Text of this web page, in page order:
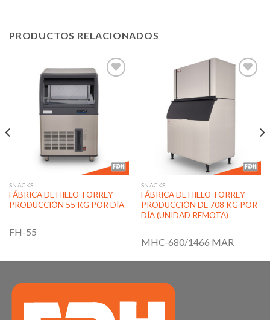
PRODUCTOS RELACIONADOS
SNACKS
FÁBRICA DE HIELO TORREY
PRODUCCIÓN 55 KG POR DÍA
FH-55
SNACKS
FÁBRICA DE HIELO TORREY
PRODUCCIÓN DE 708 KG POR
DÍA (UNIDAD REMOTA)
MHC-680/1466 MAR